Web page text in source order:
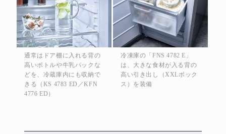
通常はドア棚に入れる背の
高いボトルや牛乳パックな
どを、冷蔵庫内にも収納で
きる（KS 4783 ED／KFN
4776 ED）
冷凍庫の「FNS 4782 E」
は、大きな食材が入る背の
高い引き出し（XXLボック
ス）を装備